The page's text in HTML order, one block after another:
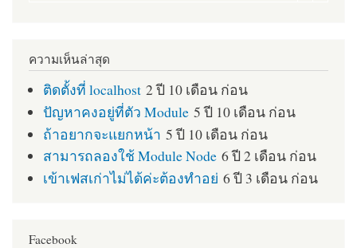
ความเห็นล่าสุด
ติดตั้งที่ localhost 2 ปี 10 เดือน ก่อน
ปัญหาคงอยู่ที่ตัว Module 5 ปี 10 เดือน ก่อน
ถ้าอยากจะแยกหน้า 5 ปี 10 เดือน ก่อน
สามารถลองใช้ Module Node 6 ปี 2 เดือน ก่อน
เข้าเฟสเก่าไม่ได้ค่ะต้องทำอย่ 6 ปี 3 เดือน ก่อน
Facebook